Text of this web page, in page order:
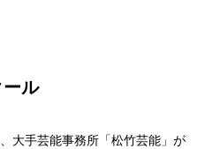
ル
大手芸能事務所「松竹芸能」が